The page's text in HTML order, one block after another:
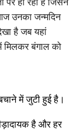
पर हो रहा है जिसने
उनका जन्मदिन
है जब यहां
मिलकर बंगाल को
में जुटी हुई है।
है और हर